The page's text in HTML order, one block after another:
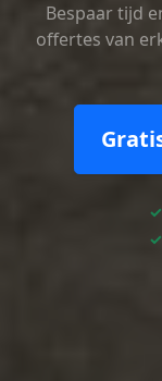
Bespaar tijd
offertes van
✓
✓